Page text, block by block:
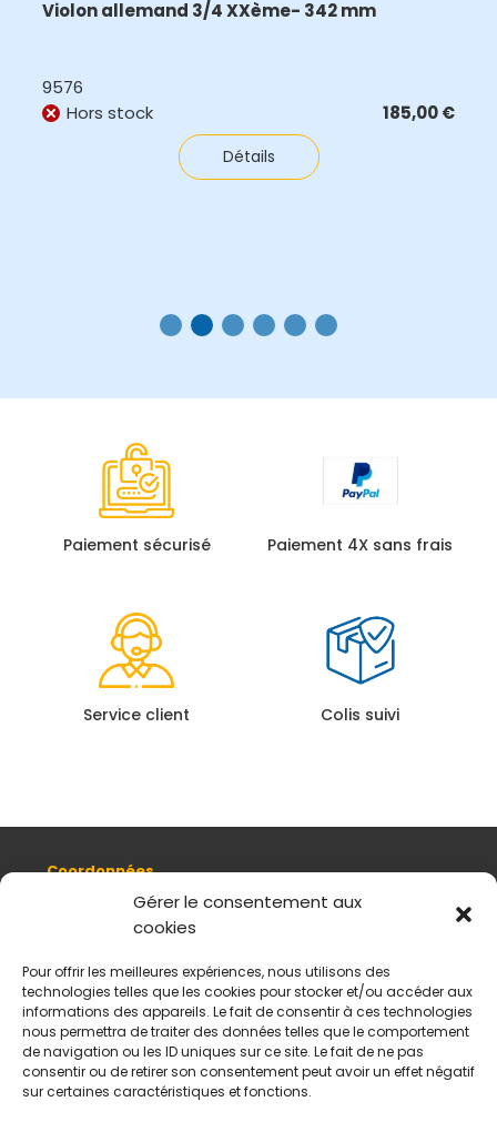
Gérer le consentement aux
cookies
Pour offrir les meilleures expériences, nous utilisons des
technologies telles que les cookies pour stocker et/ou accéder aux
informations des appareils. Le fait de consentir à ces technologies
nous permettra de traiter des données telles que le comportement
de navigation ou les ID uniques sur ce site. Le fait de ne pas
consentir ou de retirer son consentement peut avoir un effet négatif
sur certaines caractéristiques et fonctions.
Violon allemand 3/4 XXème- 342 mm
9576
Hors stock
185,00€
Détails
Paiement sécurisé Paiement 4X sans frais
Service client Colis suivi
Coordonnées
8, quai Romain Rolland 69005 Lyon
+ 33 (0)4 78 42 55 04
Plan d'accès
Mentions légales
Politique de données personnelles
CGV
Horaires d’ouverture